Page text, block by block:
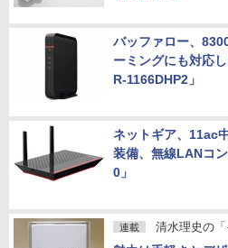
バッファロー、
ーミングにも対応
R-1166DHP2」
ネットギア、11ac
装備、無線LANコ
0」
連載 清水理史の「